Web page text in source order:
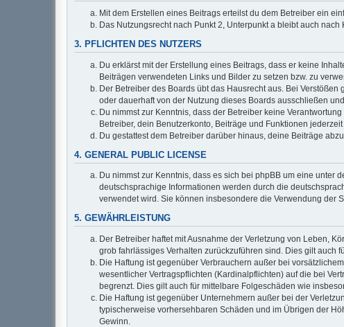
Mit dem Erstellen eines Beitrags erteilst du dem Betreiber ein
Das Nutzungsrecht nach Punkt 2, Unterpunkt a bleibt auch
3. PFLICHTEN DES NUTZERS
Du erklärst mit der Erstellung eines Beitrags, dass er keine
Beiträgen verwendeten Links und Bilder zu setzen bzw. zu
Der Betreiber des Boards übt das Hausrecht aus. Bei
oder dauerhaft von der Nutzung dieses Boards ausschließen
Du nimmst zur Kenntnis, dass der Betreiber keine
Betreiber, dein Benutzerkonto, Beiträge und Funktionen
Du gestattest dem Betreiber darüber hinaus, deine Beiträge
4. GENERAL PUBLIC LICENSE
Du nimmst zur Kenntnis, dass es sich bei phpBB um eine unter
deutschsprachige Informationen werden durch die
verwendet wird. Sie können insbesondere die Verwendung der
5. GEWÄHRLEISTUNG
Der Betreiber haftet mit Ausnahme der Verletzung von Leben,
grob fahrlässiges Verhalten zurückzuführen sind. Dies gilt auch
Die Haftung ist gegenüber Verbrauchern außer bei
wesentlicher Vertragspflichten (Kardinalpflichten) auf die bei
begrenzt. Dies gilt auch für mittelbare Folgeschäden wie
Die Haftung ist gegenüber Unternehmern außer bei der
typischerweise vorhersehbaren Schäden und im Übrigen der
Gewinn.